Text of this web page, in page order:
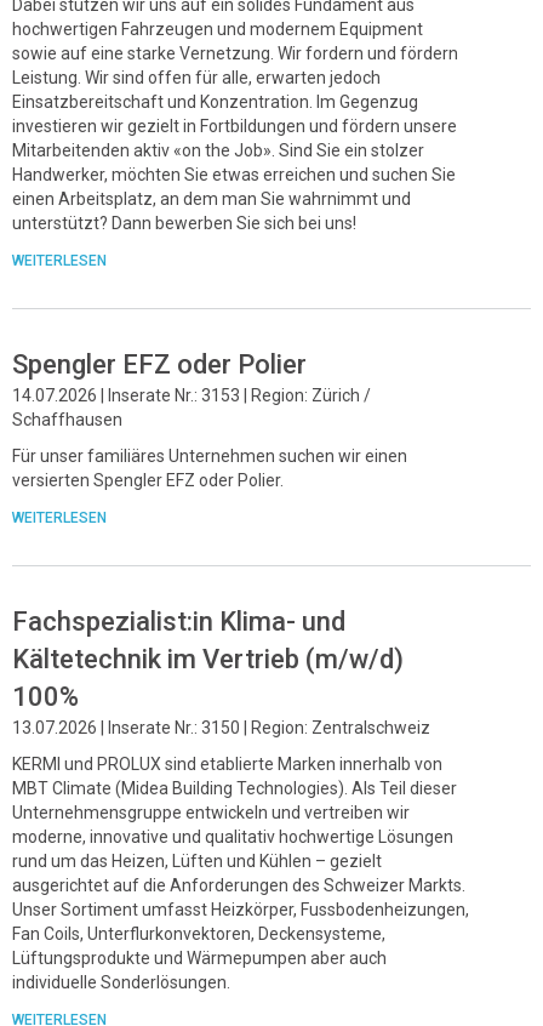
Dabei stützen wir uns auf ein solides Fundament aus
hochwertigen Fahrzeugen und modernem Equipment
sowie auf eine starke Vernetzung. Wir fordern und fördern
Leistung. Wir sind offen für alle, erwarten jedoch
Einsatzbereitschaft und Konzentration. Im Gegenzug
investieren wir gezielt in Fortbildungen und fördern unsere
Mitarbeitenden aktiv «on the Job». Sind Sie ein stolzer
Handwerker, möchten Sie etwas erreichen und suchen Sie
einen Arbeitsplatz, an dem man Sie wahrnimmt und
unterstützt? Dann bewerben Sie sich bei uns!
WEITERLESEN
Spengler EFZ oder Polier
14.07.2026 | Inserate Nr.: 3153 | Region: Zürich /
Schaffhausen
Für unser familiäres Unternehmen suchen wir einen
versierten Spengler EFZ oder Polier.
WEITERLESEN
Fachspezialist:in Klima- und
Kältetechnik im Vertrieb (m/w/d)
100%
13.07.2026 | Inserate Nr.: 3150 | Region: Zentralschweiz
KERMI und PROLUX sind etablierte Marken innerhalb von
MBT Climate (Midea Building Technologies). Als Teil dieser
Unternehmensgruppe entwickeln und vertreiben wir
moderne, innovative und qualitativ hochwertige Lösungen
rund um das Heizen, Lüften und Kühlen – gezielt
ausgerichtet auf die Anforderungen des Schweizer Markts.
Unser Sortiment umfasst Heizkörper, Fussbodenheizungen,
Fan Coils, Unterflurkonvektoren, Deckensysteme,
Lüftungsprodukte und Wärmepumpen aber auch
individuelle Sonderlösungen.
WEITERLESEN